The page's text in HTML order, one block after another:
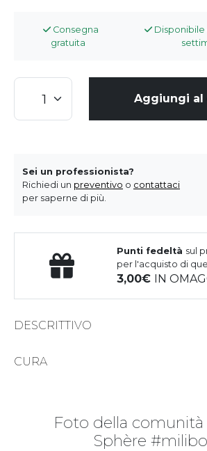
Consegna
gratuita
Disponibile
Aggiungi al
Sei un professionista?
Richiedi un preventivo o contattaci
per saperne di più.
Punti fedeltà sul
per l'acquisto di
3,00 IN
DESCRITTIVO
CURA
Foto della
Sphère